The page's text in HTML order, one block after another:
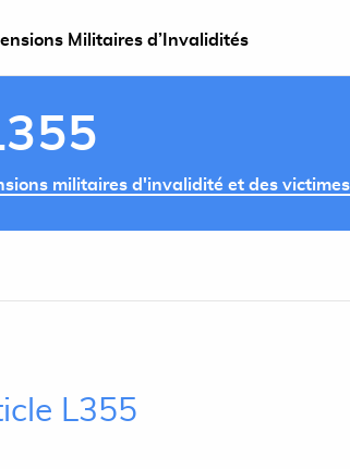
Militaires d’Invalidités
militaires d'invalidité et des
L355